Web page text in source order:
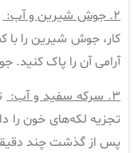
۲. جوش شیرین و آب:
کار، جوش شیرین را با
آرامی آن را پاک کنید.
۳. سرکه سفید و آب:
تجزیه لکه‌های خون را
پس از گذشت چند